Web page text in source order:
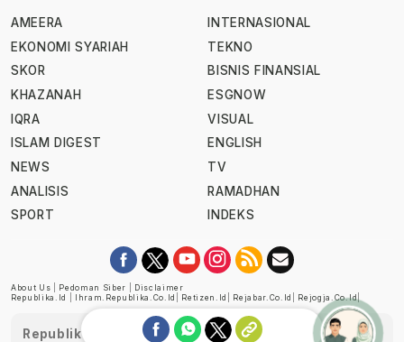
AMEERA
EKONOMI SYARIAH
SKOR
KHAZANAH
IQRA
ISLAM DIGEST
NEWS
ANALISIS
SPORT
INTERNASIONAL
TEKNO
BISNIS FINANSIAL
ESGNOW
VISUAL
ENGLISH
TV
RAMADHAN
INDEKS
About Us Pedoman Siber
Disclaimer
Republika.id
Ihram.republika.co.id Retizen.id Rejabar.co.id Rejogja.co.id|
Republika telah diverifikasi oleh Dewan Pers